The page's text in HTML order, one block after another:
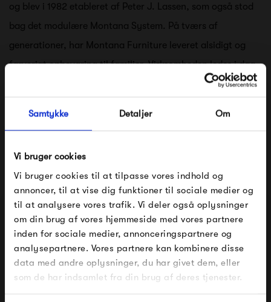
Samtykke Detaljer Om
Vi bruger cookies
Vi bruger cookies til at tilpasse vores indhold og
annoncer, til at vise dig funktioner til sociale medier og
til at analysere vores trafik. Vi deler også oplysninger
om din brug af vores hjemmeside med vores partnere
inden for sociale medier, annonceringspartnere og
analysepartnere. Vores partnere kan kombinere disse
data med andre oplysninger, du har givet dem, eller
som de har indsamlet fra din brug af deres tjenester.
og blev i 1982 etableret af Peter J. Lassen, som også stod
bag det modulære Montana System. På tværs af
generationer, har Montana Furniture leveret alsidigt og
farverigt opbevaring til familier. Virksomheden ledes i dag
af Peters søn, Joakim Lassen, som er femte generation i
Se alle varer fra Montana
Produkter fra samme kategori
FÅ 10% PÅ DIN NÆSTE ORDRE
Indtast din e-mail, så sender vi rabatkoden til dig på
mail. Minimumsbeløb er 499 kr. for at indløse
rabatten.
Gælder ikke på produkter fra Fermob, File Under